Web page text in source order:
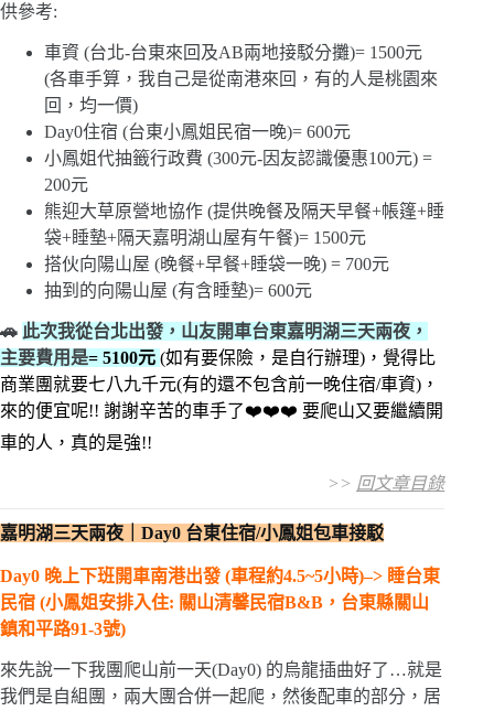
供參考:
車資 (台北-台東來回及AB兩地接駁分攤)= 1500元
(各車手算，我自己是從南港來回，有的人是桃園來
回，均一價)
Day0住宿 (台東小鳳姐民宿一晚)= 600元
小鳳姐代抽籤行政費 (300元-因友認識優惠100元) =
200元
熊迎大草原營地協作 (提供晚餐及隔天早餐+帳篷+睡
袋+睡墊+隔天嘉明湖山屋有午餐)= 1500元
搭伙向陽山屋 (晚餐+早餐+睡袋一晚) = 700元
抽到的向陽山屋 (有含睡墊)= 600元
🚗 此次我從台北出發，山友開車台東嘉明湖三天兩夜，
主要費用是= 5100元 (如有要保險，是自行辦理)，覺得比
商業團就要七八九千元(有的還不包含前一晚住宿/車資)，
來的便宜呢!! 謝謝辛苦的車手了❤️❤️❤️ 要爬山又要繼續開
車的人，真的是強!!
>> 回文章目錄
嘉明湖三天兩夜｜Day0 台東住宿/小鳳姐包車接駁
Day0 晚上下班開車南港出發 (車程約4.5~5小時)–> 睡台東
民宿 (小鳳姐安排入住: 關山清馨民宿B&B，台東縣關山
鎮和平路91-3號)
來先說一下我團爬山前一天(Day0) 的烏龍插曲好了…就是
我們是自組團，兩大團合併一起爬，然後配車的部分，居